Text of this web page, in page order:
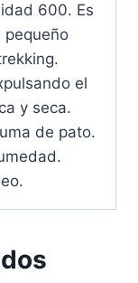
600. Es
pequeño
el
y seca.
de pato.